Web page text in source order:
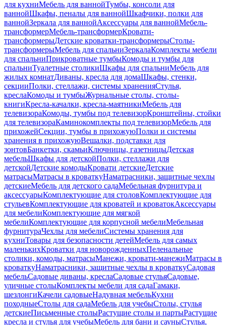
для кухниМебель для ваннойТумбы, консоли для
ваннойШкафы, пеналы для ваннойШкафчики, полки для
ваннойЗеркала для ваннойАксессуары для ваннойМебель-
трансформерМебель-трансформерКровати-
трансформерыДетские кроватки-трансформерыСтолы-
трансформерыМебель для спальниЗеркалаКомплекты мебели
для спальниПрикроватные тумбыКомоды и тумбы для
спальниТуалетные столикиШкафы для спальниМебель для
жилых комнатДиваны, кресла для домаШкафы, стенки,
секцииПолки, стеллажи, системы храненияСтулья,
креслаКомоды и тумбыЖурнальные столы, столы-
книгиКресла-качалки, кресла-маятникиМебель для
телевизораКомоды, тумбы под телевизорКронштейны, стойки
для телевизораКаминокомплекты под телевизорМебель для
прихожейСекции, тумбы в прихожуюПолки и системы
хранения в прихожуюВешалки, подставки для
зонтовБанкетки, скамьиКлючницы, газетницыДетская
мебельШкафы для детскойПолки, стеллажи для
детскойДетские комодыКровати детскиеДетские
матрасыМатрасы в кроваткуНаматрасники, защитные чехлы
детскиеМебель для детского садаМебельная фурнитура и
аксессуарыКомплектующие для столовКомплектующие для
стульевКомплектующие для кроватей и кроватокАксессуары
для мебелиКомплектующие для мягкой
мебелиКомплектующие для корпусной мебелиМебельная
фурнитураЧехлы для мебелиСистемы хранения для
кухниТовары для безопасности детейМебель для самых
маленькихКроватки для новорожденныхПеленальные
столики, комоды, матрасыМанежи, кровати-манежиМатрасы в
кроваткуНаматрасники, защитные чехлы в кроваткуСадовая
мебельСадовые диваны, креслаСадовые стульяСадовые,
уличные столыКомплекты мебели для садаГамаки,
шезлонгиКачели садовыеНадувная мебельКухни
походныеСтолы для садаМебель для учебыСтолы, стулья
детскиеПисьменные столыРастущие столы и партыРастущие
кресла и стулья для учебыМебель для бани и сауныСтулья,